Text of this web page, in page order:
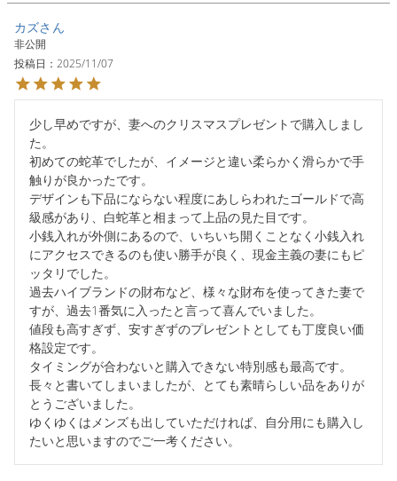
カズ
非公開
投稿日
2025/11/07
少し早めですが、妻へのクリスマスプレゼントで購入しまし
た。
初めての蛇革でしたが、イメージと違い柔らかく滑らかで手
触りが良かったです。
デザインも下品にならない程度にあしらわれたゴールドで高
級感があり、白蛇革と相まって上品の見た目です。
小銭入れが外側にあるので、いちいち開くことなく小銭入れ
にアクセスできるのも使い勝手が良く、現金主義の妻にもピ
ッタリでした。
過去ハイブランドの財布など、様々な財布を使ってきた妻で
すが、過去1番気に入ったと言って喜んでいました。
値段も高すぎず、安すぎずのプレゼントとしても丁度良い価
格設定です。
タイミングが合わないと購入できない特別感も最高です。
長々と書いてしまいましたが、とても素晴らしい品をありが
とうございました。
ゆくゆくはメンズも出していただければ、自分用にも購入し
たいと思いますのでご一考ください。